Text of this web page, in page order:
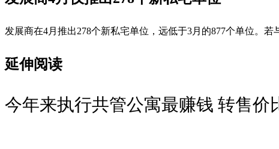
发展商在4月推出278个新私宅单位，远低于3月的877个单位。若
延伸阅读
今年来执行共管公寓最赚钱 转售价